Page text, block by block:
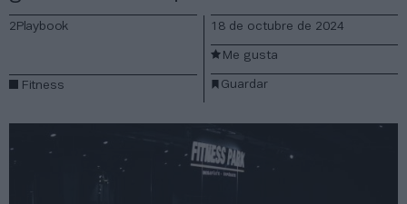
2Playbook
Fitness
18 de octubre de 2024
Guardar
Me gusta